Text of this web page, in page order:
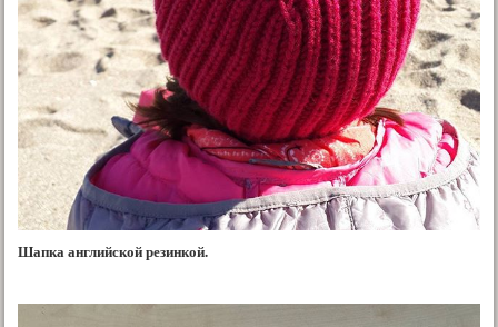
Шапка английской резинкой.